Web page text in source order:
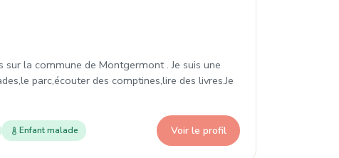
la commune de Montgermont . Je suis une
parc,écouter des comptines,lire des livres.Je
Enfant malade Voir le profil